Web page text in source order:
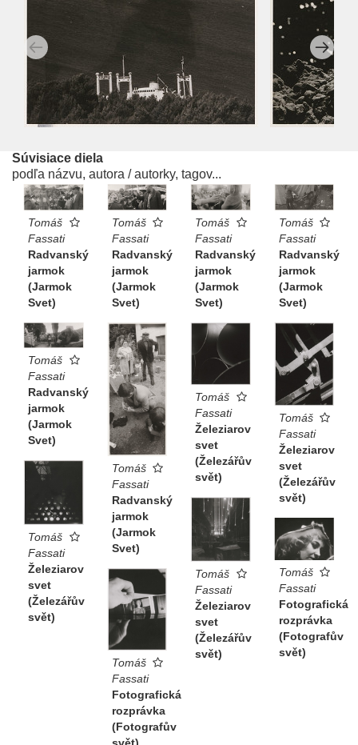
Súvisiace diela
podľa názvu, autora / autorky, tagov...
Tomáš
Fassati
Radvanský
jarmok
(Jarmok
Svet)
Tomáš
Fassati
Radvanský
jarmok
(Jarmok
Svet)
Tomáš
Fassati
Radvanský
jarmok
(Jarmok
Svet)
Tomáš
Fassati
Radvanský
jarmok
(Jarmok
Svet)
Tomáš
Fassati
Radvanský
jarmok
(Jarmok
Svet)
Tomáš
Fassati
Radvanský
jarmok
(Jarmok
Svet)
Tomáš
Fassati
Železiarov
svet
(Železářův
svět)
Tomáš
Fassati
Železiarov
svet
(Železářův
svět)
Tomáš
Fassati
Železiarov
svet
(Železářův
svět)
Tomáš
Fassati
Železiarov
svet
(Železářův
svět)
Tomáš
Fassati
Fotografická
rozprávka
(Fotografův
svět)
Tomáš
Fassati
Fotografická
rozprávka
(Fotografův